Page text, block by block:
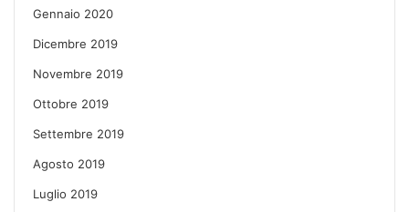
Gennaio 2020
Dicembre 2019
Novembre 2019
Ottobre 2019
Settembre 2019
Agosto 2019
Luglio 2019